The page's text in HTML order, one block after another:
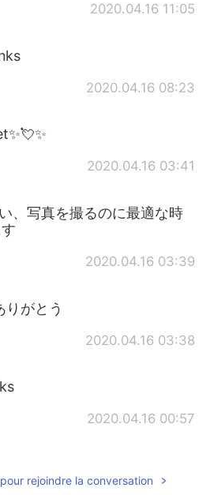
2020.04.16 11:05
2020.04.16 08:23
2020.04.16 03:41
、写真を撮るのに最適な時
2020.04.16 03:39
りがとう
2020.04.16 03:38
2020.04.16 00:57
rejoindre la conversation